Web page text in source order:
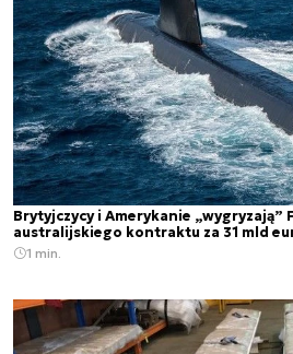
Brytyjczycy i Amerykanie „wygryzają”
australijskiego kontraktu za 31 mld
1 min.